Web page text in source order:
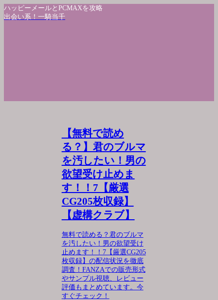
ハッピーメールとPCMAXを攻略
出会い系！一騎当千
【無料で読め
る？】君のブルマ
を汚したい！男の
欲望受け止めま
す！！7【厳選
CG205枚収録】
【虚構クラブ】
無料で読める？君のブルマ
を汚したい！男の欲望受け
止めます！！7【厳選CG205
枚収録】の配信状況を徹底
調査！FANZAでの販売形式
やサンプル視聴、レビュー
評価もまとめています。今
すぐチェック！